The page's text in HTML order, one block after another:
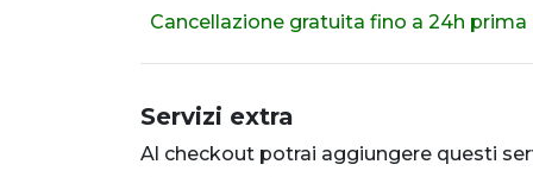
Cancellazione gratuita fino a 24h prima
Servizi extra
Al checkout potrai aggiungere questi